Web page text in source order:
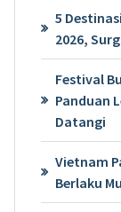
5
2026,
Festival
Panduan
Datangi
Vietnam
Berlaku